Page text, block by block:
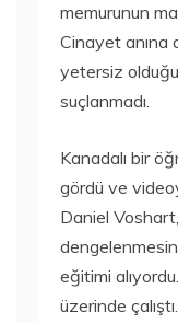
memurunun
Cinayet anına
yetersiz
suçlanmadı.
Kanadalı bir
gördü ve
Daniel
eğitimi
üzerinde